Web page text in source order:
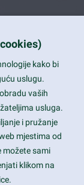
94043
kako bi
uslugu.
vaših
usluga.
i pružanje
mjestima od
možete sami
klikom na